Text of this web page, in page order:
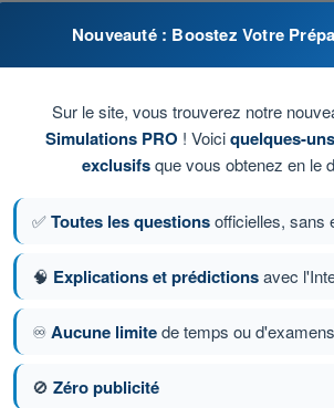
veille / un compte rendu sur la
émettant en permanence
avant toute pénétration
dans la zone
49 sur 88 Question
Nouveauté : Boostez Votre
Sur le site, vous trouverez notre
Simulations PRO ! Voiciquelques-
exclusifsque vous obtenez en le
✅Toutes les questionsofficielles, sans
🧠 Explications et prédictionsavec
♾️Aucune limitede temps ou d'examens
🚫 Zéro publicité